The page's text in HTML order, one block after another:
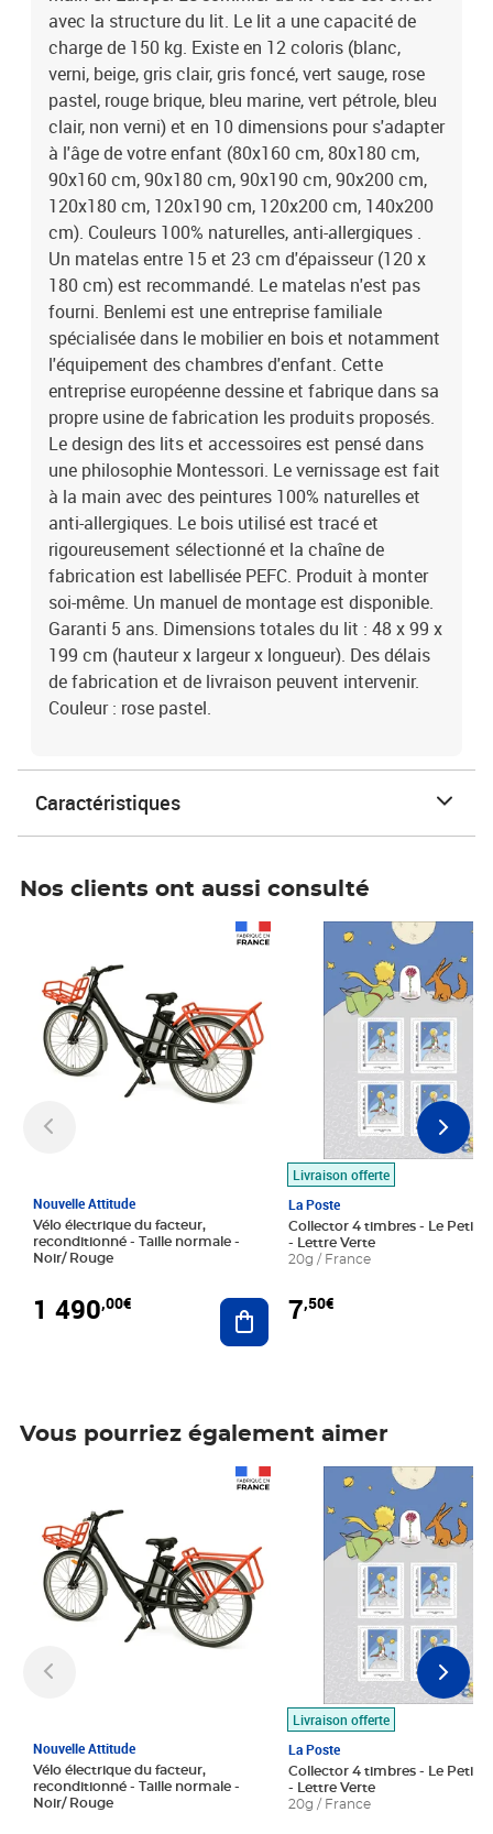
vernissage est fait à la main avec des peintures 100% naturelles et
anti-allergiques. Le bois utilisé est tracé et rigoureusement
sélectionné et la chaîne de fabrication est labellisée PEFC. Produit
à monter soi-même. Un manuel de montage est disponible.
Garanti 5 ans. Dimensions totales du lit : 48 x 99 x 199 cm
(hauteur x largeur x longueur). Des délais de fabrication et de
livraison peuvent intervenir. Couleur : rose pastel.
avec la structure du lit. Le lit a une capacité de
charge de 150 kg. Existe en 12 coloris (blanc,
verni, beige, gris clair, gris foncé, vert sauge, rose
pastel, rouge brique, bleu marine, vert pétrole, bleu
clair, non verni) et en 10 dimensions pour s'adapter
à l'âge de votre enfant (80x160 cm, 80x180 cm,
90x160 cm, 90x180 cm, 90x190 cm, 90x200 cm,
120x180 cm, 120x190 cm, 120x200 cm, 140x200
cm). Couleurs 100% naturelles, anti-allergiques .
Un matelas entre 15 et 23 cm d'épaisseur (120 x
180 cm) est recommandé. Le matelas n'est pas
fourni. Benlemi est une entreprise familiale
spécialisée dans le mobilier en bois et notamment
l'équipement des chambres d'enfant. Cette
entreprise européenne dessine et fabrique dans sa
propre usine de fabrication les produits proposés.
Le design des lits et accessoires est pensé dans
une philosophie Montessori. Le vernissage est fait
à la main avec des peintures 100% naturelles et
anti-allergiques. Le bois utilisé est tracé et
rigoureusement sélectionné et la chaîne de
fabrication est labellisée PEFC. Produit à monter
soi-même. Un manuel de montage est disponible.
Garanti 5 ans. Dimensions totales du lit : 48 x 99 x
199 cm (hauteur x largeur x longueur). Des délais
de fabrication et de livraison peuvent intervenir.
Couleur : rose pastel.
Caractéristiques
Nos clients ont aussi consulté
Nouvelle Attitude
Vélo électrique du facteur,
reconditionné - Taille normale -
Noir/ Rouge
1 490,00€ Ajouter au panier
Livraison offerte
La Poste
Collector 4 timbres - Le Petit
- Lettre Verte
20g / France
7,50€
Prix 7,50€
Vous pourriez également aimer
Nouvelle Attitude
Vélo électrique du facteur,
reconditionné - Taille normale -
Noir/ Rouge
Livraison offerte
La Poste
Collector 4 timbres - Le Petit
- Lettre Verte
20g / France
Prix 7,50€